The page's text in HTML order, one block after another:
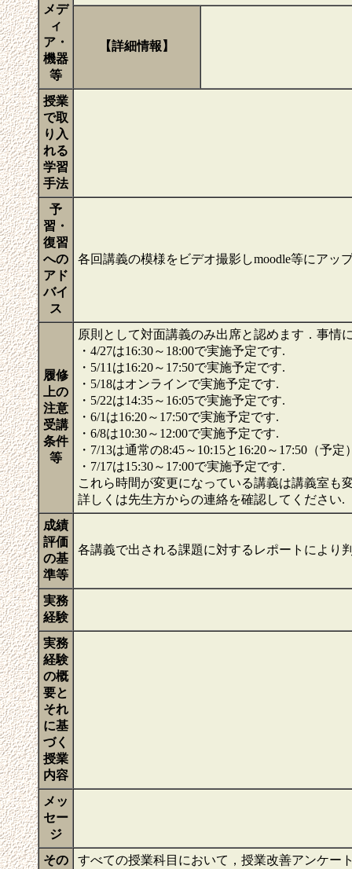
メデ
ィ
ア・
機器
等
【詳細情報】
授業
で取
り入
れる
学習
手法
予
習・
復習
への
アド
バイ
ス
各回講義の模様をビデオ撮影しmoodle等にア
履修
上の
注意
受講
条件
等
原則として対面講義のみ出席と認めます．事情
・4/27は16:30～18:00で実施予定です.
・5/11は16:20～17:50で実施予定です.
・5/18はオンラインで実施予定です.
・5/22は14:35～16:05で実施予定です.
・6/1は16:20～17:50で実施予定です.
・6/8は10:30～12:00で実施予定です.
・7/13は通常の8:45～10:15と16:20～17:50（予
・7/17は15:30～17:00で実施予定です.
これら時間が変更になっている講義は講義室も
詳しくは先生方からの連絡を確認してください.
成績
評価
の基
準等
各講義で出される課題に対するレポートにより
実務
経験
実務
経験
の概
要と
それ
に基
づく
授業
内容
メッ
セー
ジ
その
すべての授業科目において，授業改善アンケー